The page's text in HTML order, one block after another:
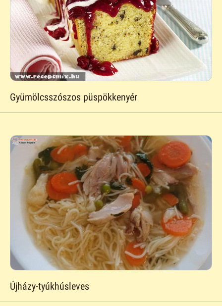
Gyümölcsszószos püspökkenyér
Újházy-tyúkhúsleves